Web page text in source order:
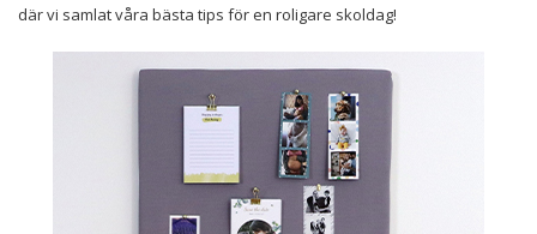
där vi samlat våra bästa tips för en roligare skoldag!